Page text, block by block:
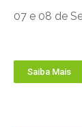
07 e 08 de
Saiba Mais